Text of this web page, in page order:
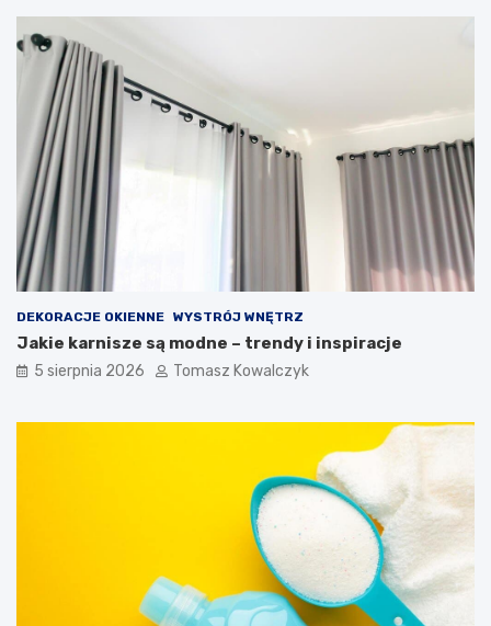
DEKORACJE OKIENNE WYSTRÓJ WNĘTRZ
Jakie karnisze są modne – trendy i inspiracje
5 sierpnia 2026 Tomasz Kowalczyk